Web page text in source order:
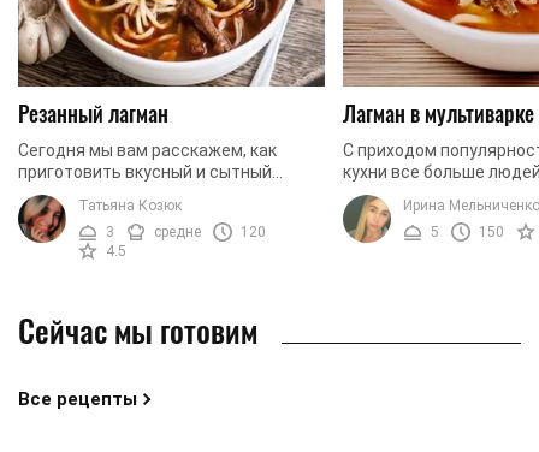
Резанный лагман
Сегодня мы вам расскажем, как
приготовить вкусный и сытный
лагман. В его состав входит большое
количество ингредиентов, поэтому
блюдо имеет богатый ...
Татьяна Козюк
3
средне
120
4.5
Лагман в мультиварке
С приходом
кухни все больше
готовить, казалось
для нас блюдо –
блюдо, которое ...
Ирина Мельниченко
5
150
Сейчас мы готовим
Все рецепты